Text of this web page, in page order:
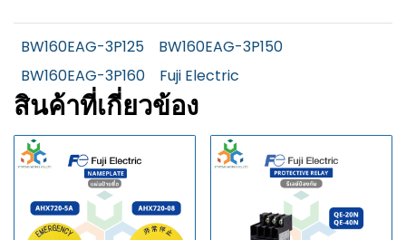
BW160EAG-3P125
BW160EAG-3P150
BW160EAG-3P160
Fuji Electric
สินค้าที่เกี่ยวข้อง